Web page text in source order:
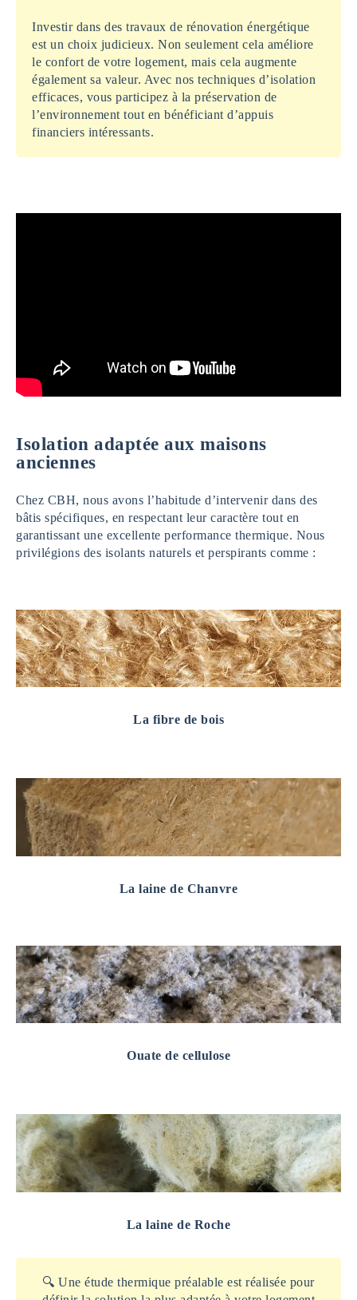
Investir dans des travaux de rénovation énergétique
est un choix judicieux. Non seulement cela améliore
le confort de votre logement, mais cela augmente
également sa valeur. Avec nos techniques d’isolation
efficaces, vous participez à la préservation de
l’environnement tout en bénéficiant d’appuis
financiers intéressants.
Isolation adaptée aux maisons
anciennes
Chez CBH, nous avons l’habitude d’intervenir dans des
bâtis spécifiques, en respectant leur caractère tout en
garantissant une excellente performance thermique. Nous
privilégions des isolants naturels et perspirants comme :
La fibre de bois
La laine de Chanvre
Ouate de cellulose
La laine de Roche
🔍 Une étude thermique préalable est réalisée pour